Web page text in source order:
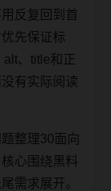
反复回到首
先保证标
、title和正
有实际阅读
整理30面向
心围绕黑料
需求展开。